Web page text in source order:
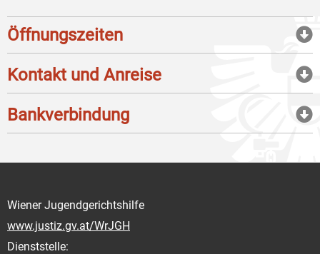
Öffnungszeiten
Kontakt und Anreise
Bankverbindung
Wiener Jugendgerichtshilfe
www.justiz.gv.at/WrJGH
Dienststelle: